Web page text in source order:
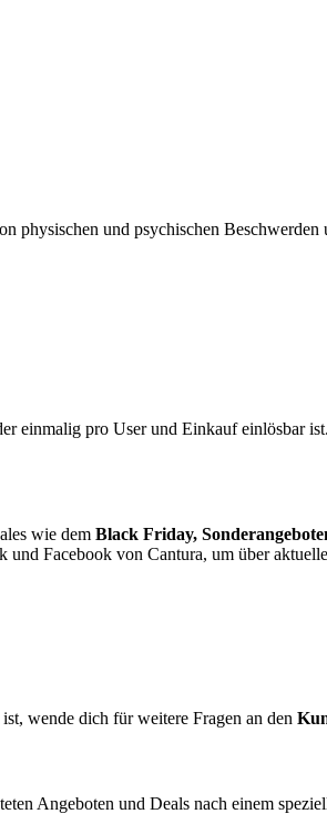
und psychischen
einmalig pro User und Einkauf einlösbar
wie dem Black Friday,
und Facebook von Cantura, um über
wende dich für weitere Fragen an den
Angeboten und Deals nach einem